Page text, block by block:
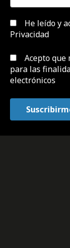
He leído y
Privacidad
Acepto que
para las
electrónicos